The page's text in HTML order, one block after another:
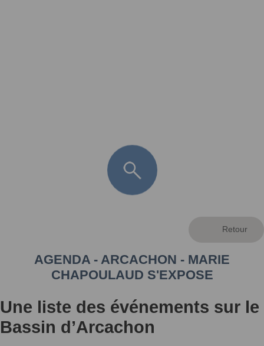
AGENDA - ARCACHON - MARIE
CHAPOULAUD S'EXPOSE
Une liste des événements sur le
Bassin d’Arcachon